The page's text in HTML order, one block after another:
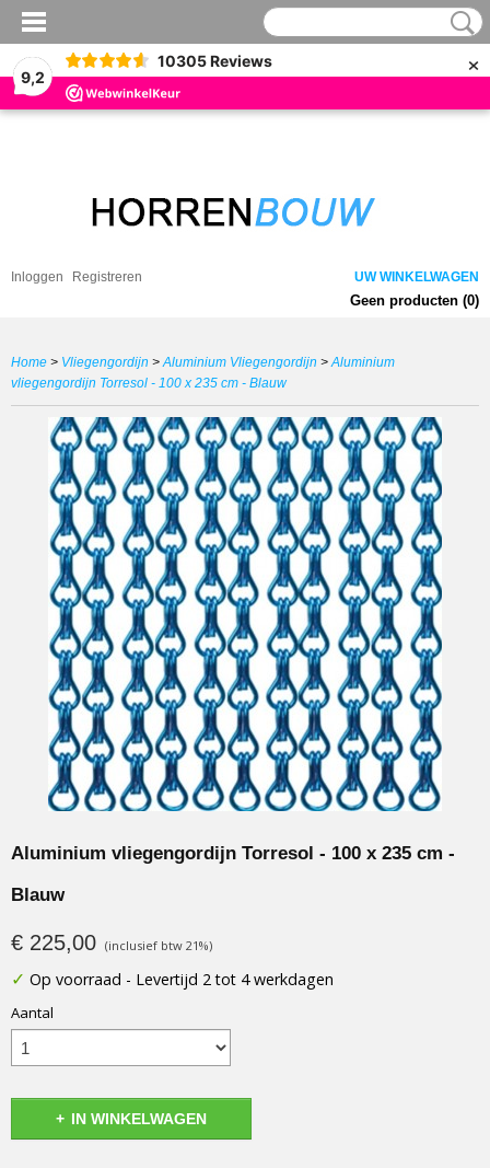
9,2
10305 Reviews ×
Inloggen Registreren UW WINKELWAGEN
Geen producten (0)
Home > Vliegengordijn >Aluminium Vliegengordijn >Aluminium
vliegengordijn Torresol - 100 x 235 cm - Blauw
Aluminium vliegengordijn Torresol - 100 x 235 cm -
Blauw
€ 225,00 (inclusief btw 21%)
✓ Op voorraad - Levertijd 2 tot 4 werkdagen
Aantal
IN WINKELWAGEN